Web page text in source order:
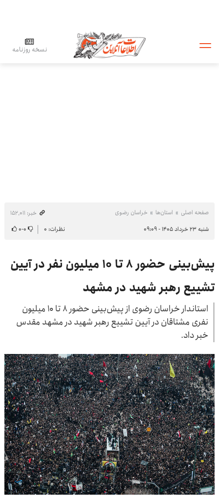
نسخه روزنامه
صفحه اصلی استان‌ها خراسان رضوی
خبر: ۱۵۲٬۰۱۱
شنبه ۲۳ خرداد ۱۴۰۵ - ۰۹:۰۹
نظرات: ۰ ۰-۰
پیش‌بینی حضور ۸ تا ۱۰ میلیون نفر در آیین
تشییع رهبر شهید در مشهد
استاندار خراسان رضوی از پیش‌بینی حضور ۸ تا ۱۰ میلیون
نفری مشتاقان در آیین تشییع رهبر شهید در مشهد مقدس
خبر داد.